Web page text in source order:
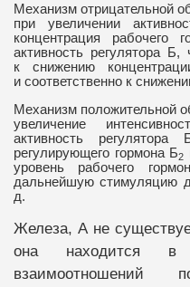
Механизм отрицательной
при увеличении
концентрация рабочего
активность регулятора
к снижению
и соответственно к
Механизм положительной
увеличение
активность
регулирующего гормона Б2
уровень рабочего
дальнейшую стимуляцию
д.
Железа, А не
она находится в
взаимоотношений